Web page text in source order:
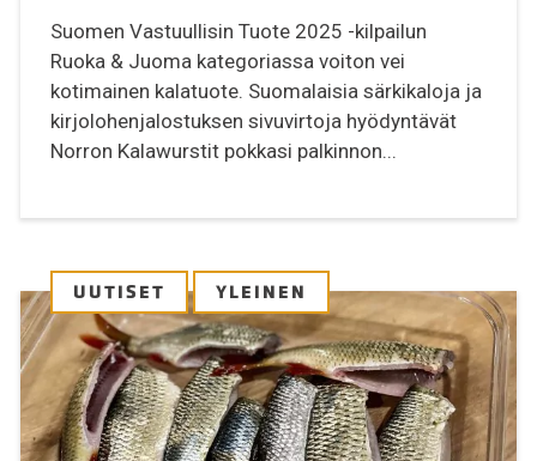
Suomen Vastuullisin Tuote 2025 -kilpailun
Ruoka & Juoma kategoriassa voiton vei
kotimainen kalatuote. Suomalaisia särkikaloja ja
kirjolohenjalostuksen sivuvirtoja hyödyntävät
Norron Kalawurstit pokkasi palkinnon...
UUTISET YLEINEN